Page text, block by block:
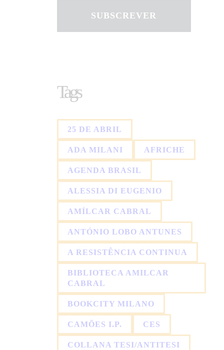
SUBSCREVER
Tags
25 DE ABRIL
ADA MILANI AFRICHE
AGENDA BRASIL
ALESSIA DI EUGENIO
AMÍLCAR CABRAL
ANTÓNIO LOBO ANTUNES
A RESISTÊNCIA CONTINUA
BIBLIOTECA AMILCAR
CABRAL
BOOKCITY MILANO
CAMÕES I.P. CES
COLLANA TESI/ANTITESI